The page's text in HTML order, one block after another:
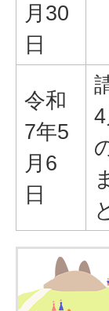
月30
日
令和
7年5
月6
日